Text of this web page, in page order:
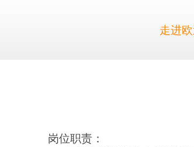
走进
岗位职责 ：